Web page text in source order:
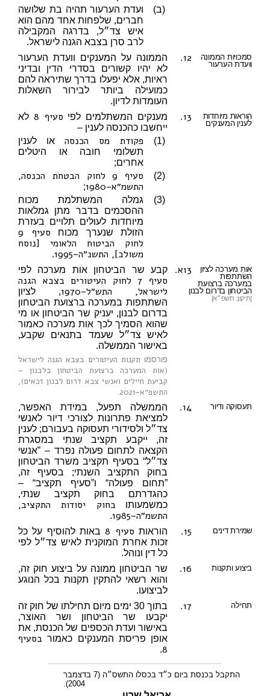
(ב)
ועדת הערעור תהיה בת שלושה
חברים, שלפחות אחד מהם הוא
איש צד״ל, בדרגה המקבילה
לרב סרן בצבא הגנה לישראל.
12.
סמכויות הממונה
וועדת הערעור
הממונה על המענקים וועדת הערעור
לא יהיו קשורים בסדרי הדין ובדיני
ראיות, אלא יפעלו בדרך שתיראה להם
כמועילה ביותר לבירור השאלות
העומדות לדיון.
13.
הוראות מיוחדות
לענין המענקים
מענקים המשתלמים לפי סעיף 8
לא
ייחשבו כהכנסה לענין –
(1)
פקודת מס הכנסה או לענין
תשלומי חובה או היטלים
אחרים;
(2)
סעיף 9 לחוק הבטחת הכנסה,
התשמ״א–1980
;
(3)
גמלה המשתלמת מכוח
ההסכמים בדבר מתן גמלאות
מיוחדות לעולים תלויים בעזרת
הזולת שנערך מכוח
סעיף 9
לחוק הביטוח הלאומי [נוסח
משולב], התשנ״ה–1995
.
13א.
אות מערכה לציון
השתתפות
במערכה ברצועת
הביטחון בדרום לבנון
[תיקון: תשפ״א]
קבע שר הביטחון אות מערכה לפי
סעיף 7 לחוק העיטורים בצבא הגנה
לישראל, התש״ל–1970
, לציון
השתתפות במערכה ברצועת הביטחון
בדרום לבנון, יעניק שר הביטחון או מי
שהוא הסמיך לכך אות מערכה כאמור
לאיש צד״ל שעמד בתנאים שקבע,
באישור הממשלה.
פורסמו תקנות העיטורים בצבא הגנה לישראל
(אות המערכה ברצועת הביטחון בלבנון –
קביעת חיילים ואנשי צבא דרום לבנון זכאים),
התשפ״א–2021
.
14. תעסוקה ודיור
הממשלה תפעל, במידת האפשר,
למציאת פתרונות לצורכי דיור לאנשי
צד״ל ולסידורי תעסוקה בעבורם; לענין
זה, ייקבע תקציב שנתי במסגרת
הקצאה לתחום פעולה נפרד – ”אנשי
צד״ל“ בסעיף תקציב משרד הביטחון
בחוק התקציב השנתי; בסעיף זה,
”תחום פעולה“ ו”סעיף תקציב“ –
כהגדרתם בחוק תקציב שנתי,
כמשמעותו בחוק יסודות התקציב,
התשמ״ה–1985
.
15. שמירת דינים הוראות סעיף 8
באות להוסיף על כל
זכות אחרת המוקנית לאיש צד״ל לפי
כל דין ונוהל.
16. ביצוע ותקנות
שר הביטחון ממונה על ביצוע חוק זה,
והוא רשאי להתקין תקנות בכל הנוגע
לביצועו.
17. תחילה
בתוך 30 ימים מיום תחילתו של חוק זה
יקבעו שר הביטחון ושר האוצר,
באישור ועדת הכספים של הכנסת, את
אופן פריסת המענקים כאמור בסעיף
8
.
התקבל בכנסת ביום כ״ד בכסלו התשס״ה (7 בדצמבר
2004).